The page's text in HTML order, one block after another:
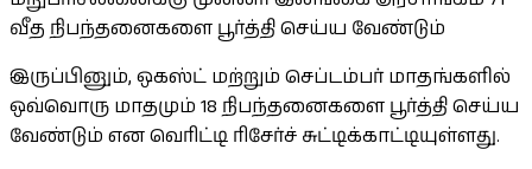
வீத நிபந்தனைகளை பூர்த்தி செய்ய வேண்டும்
இருப்பினும், ஒகஸ்ட் மற்றும் செப்டம்பர் மாதங்களில்
ஒவ்வொரு மாதமும் 18 நிபந்தனைகளை பூர்த்தி செய்ய
வேண்டும் என வெரிட்டி ரிசேர்ச் சுட்டிக்காட்டியுள்ளது.